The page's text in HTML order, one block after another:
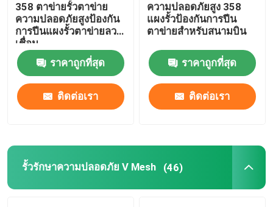
358 ตาข่ายรั้วตาข่าย
ความปลอดภัยสูงป้องกัน
การปีนแผงรั้วตาข่ายลวด
เชื่อม
ราคาถูกที่สุด
ติดต่อเรา
ความปลอดภัยสูง 358
แผงรั้วป้องกันการปีน
ตาข่ายสำหรับสนามบิน
ราคาถูกที่สุด
ติดต่อเรา
รั้วรักษาความปลอดภัย V Mesh (46)